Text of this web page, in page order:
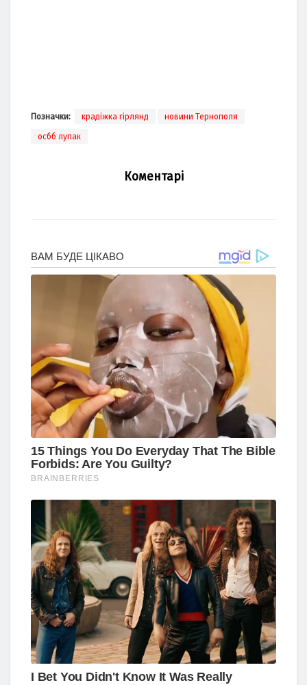
Позначки: крадіжка гірлянд новини Тернополя
осбб лупак
Коментарі